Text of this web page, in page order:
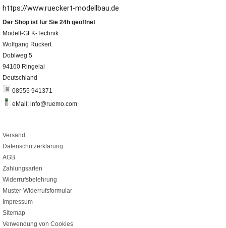
https://www.rueckert-modellbau.de
Der Shop ist für Sie 24h geöffnet
Modell-GFK-Technik
Wolfgang Rückert
Doblweg 5
94160 Ringelai
Deutschland
08555 941371
eMail: info@ruemo.com
Versand
Datenschutzerklärung
AGB
Zahlungsarten
Widerrufsbelehrung
Muster-Widerrufsformular
Impressum
Sitemap
Verwendung von Cookies